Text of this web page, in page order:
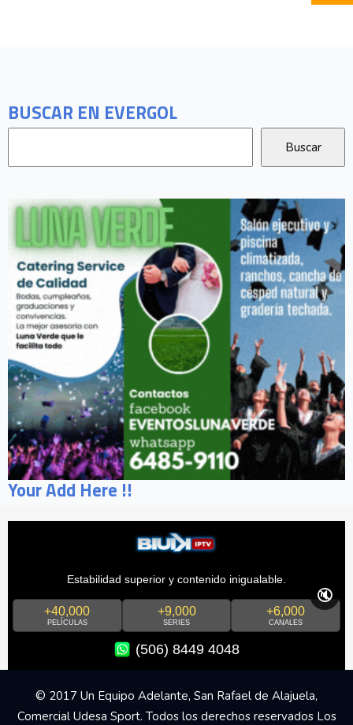
BUSCAR EN EVERGOL
Your Add Here !!
Estabilidad superior y contenido inigualable.
+40,000
PELÍCULAS
+9,000
SERIES
+6,000
CANALES
(506) 8449 4048
🔇
© 2017 Un Equipo Adelante, San Rafael de Alajuela,
Comercial Udesa Sport. Todos los derechos reservados Los